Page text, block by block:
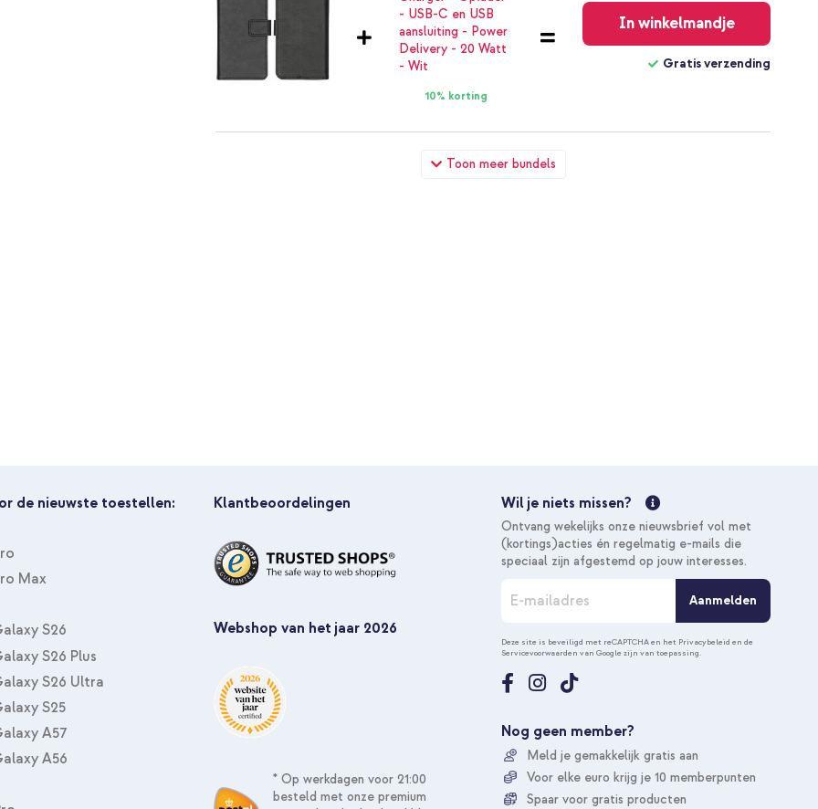
Toon meer bundels
10% korting
verzending
In winkelmandje
Gratis verzending
imoshion Luxe Bookcase Apple iPhone 8 Plus / 7 Plus - Zwart + USB-C naar Lightning kabel -
de nieuwste toestellen:
Max
S26
S26 Plus
S26 Ultra
S25
A57
A56
Klantbeoordelingen
Webshop van het jaar 2026
* Op werkdagen voor 21:00
besteld met onze premium
Wil je niets missen?
Ontvang wekelijks onze nieuwsbrief vol met
(kortings)acties én regelmatig e-mails die
speciaal zijn afgestemd op jouw interesses.
n
n
e
e
u
p
o
n
Aanmelden
Deze site is beveiligd met reCAPTCHA en het Privacybeleid en de
Servicevoorwaarden van Google zijn van toepassing.
Nog geen member?
Meld je gemakkelijk gratis aan
Voor elke euro krijg je 10 memberpunten
Spaar voor gratis producten